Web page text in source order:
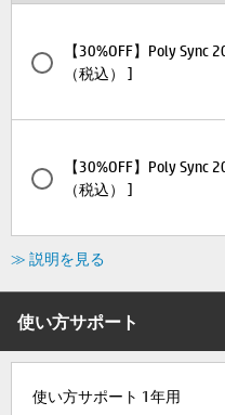
【30%OFF】Poly Sync
（税込） ]
【30%OFF】Poly Sync
（税込） ]
≫ 説明を見る
使い方サポート
使い方サポート 1年用